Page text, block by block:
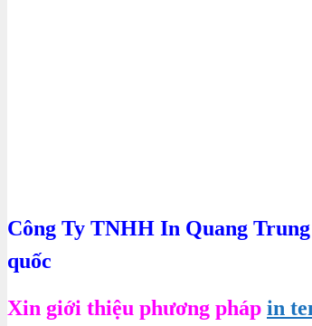
Công Ty TNHH In Quang
quốc
Xin giới thiệu phương pháp in